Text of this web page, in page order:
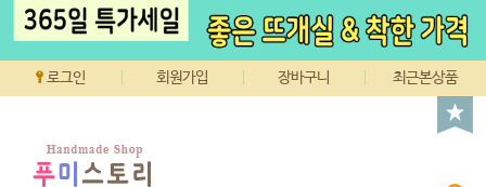
로그인 회원가입 장바구니 최근본상품